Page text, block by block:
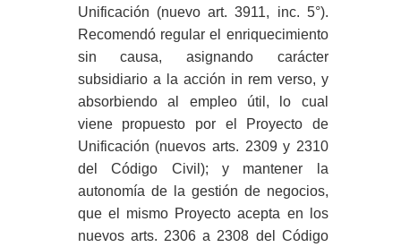
Unificación (nuevo art. 3911, inc. 5°).
Recomendó regular el enriquecimiento
sin causa, asignando carácter
subsidiario a la acción in rem verso, y
absorbiendo al empleo útil, lo cual
viene propuesto por el Proyecto de
Unificación (nuevos arts. 2309 y 2310
del Código Civil); y mantener la
autonomía de la gestión de negocios,
que el mismo Proyecto acepta en los
nuevos arts. 2306 a 2308 del Código